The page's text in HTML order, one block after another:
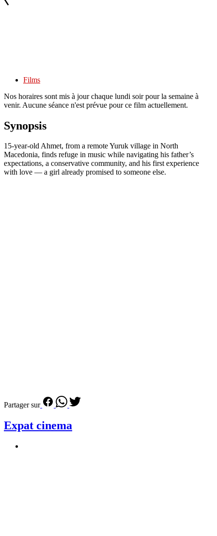
Films
Nos horaires sont mis à jour chaque lundi soir pour la semaine à
venir. Aucune séance n'est prévue pour ce film actuellement.
Synopsis
15-year-old Ahmet, from a remote Yuruk village in North
Macedonia, finds refuge in music while navigating his father’s
expectations, a conservative community, and his first experience
with love — a girl already promised to someone else.
Partager sur
Expat cinema